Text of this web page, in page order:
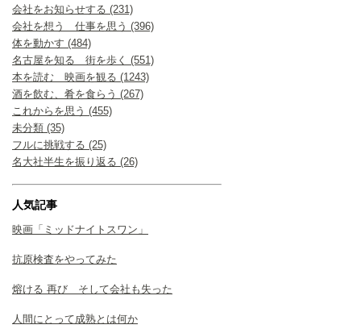
会社をお知らせする (231)
会社を想う 仕事を思う (396)
体を動かす (484)
名古屋を知る 街を歩く (551)
本を読む 映画を観る (1243)
酒を飲む、肴を食らう (267)
これからを思う (455)
未分類 (35)
フルに挑戦する (25)
名大社半生を振り返る (26)
人気記事
映画「ミッドナイトスワン」
抗原検査をやってみた
熔ける 再び そして会社も失った
人間にとって成熟とは何か